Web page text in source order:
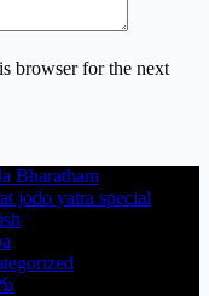
browser for the next
Bharatham
jodo yatra special